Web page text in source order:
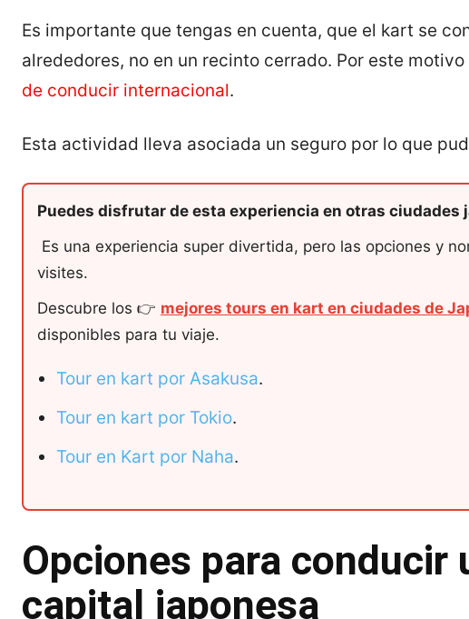
Es importante que tengas en cuenta, que el kart se
alrededores, no en un recinto cerrado. Por este
de conducir internacional.
Esta actividad lleva asociada un seguro por lo que
Puedes disfrutar de esta experiencia en otras ciudades
Es una experiencia super divertida, pero las opciones y
visites.
Descubre los 👉 mejores tours en kart en ciudades de
disponibles para tu viaje.
Tour en kart por Asakusa.
Tour en kart por Tokio.
Tour en Kart por Naha.
Opciones para conducir
capital japonesa